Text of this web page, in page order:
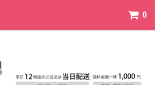
0